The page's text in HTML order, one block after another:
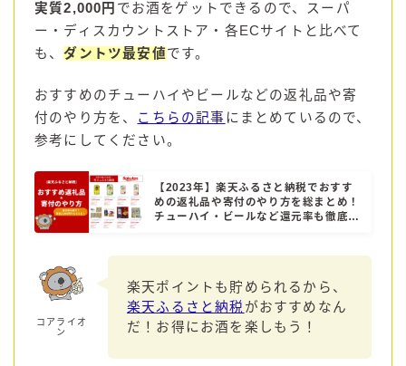
実質2,000円 でお酒をゲットできるので、スーパ
ー・ディスカウントストア・各ECサイトと比べて
も、ダントツ最安値です。
おすすめのチューハイやビールなどの返礼品や寄
付のやり方を、 こちらの記事 にまとめているので、
参考にしてください。
【2023年】楽天ふるさと納税でおすす
めの返礼品や寄付のやり方を総まとめ！
チューハイ・ビールなど還元率も徹底解
コアライオ
ン
楽天ポイントも貯められるから、
楽天ふるさと納税 がおすすめなん
だ！お得にお酒を楽しもう！